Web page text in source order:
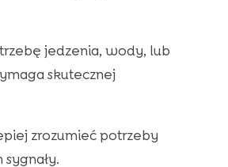
jedzenia, wody, lub
skutecznej
zrozumieć potrzeby